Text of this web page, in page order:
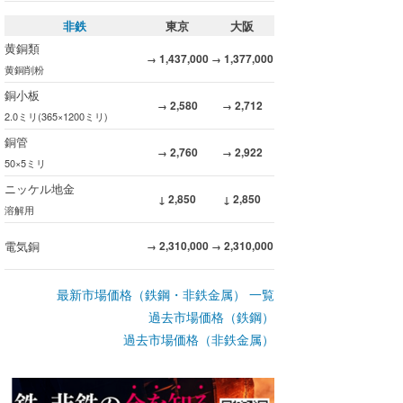
非鉄 東京
大阪
黄銅類
黄銅削粉
→ 1,437,000 → 1,377,000
銅小板
2.0ミリ(365×1200ミリ)
→ 2,580 → 2,712
銅管
50×5ミリ
→ 2,760 → 2,922
ニッケル地金
溶解用
↓ 2,850 ↓ 2,850
電気銅 → 2,310,000 → 2,310,000
最新市場価格（鉄鋼・非鉄金属） 一覧
過去市場価格（鉄鋼）
過去市場価格（非鉄金属）